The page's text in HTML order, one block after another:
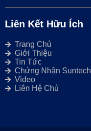
Liên Kết Hữu Ích
Trang Chủ
Giới Thiệu
Tin Tức
Chứng Nhận Suntech
Video
Liên Hệ Chủ